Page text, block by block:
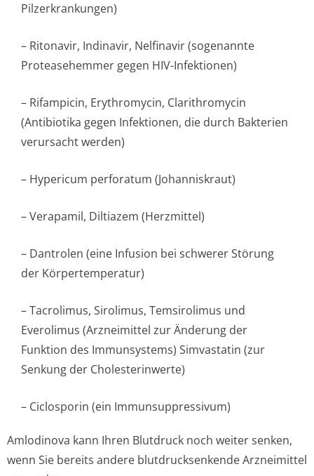
Pilzerkrankungen)
– Ritonavir, Indinavir, Nelfinavir (sogenannte
Proteasehemmer gegen HIV-Infektionen)
– Rifampicin, Erythromycin, Clarithromycin
(Antibiotika gegen Infektionen, die durch Bakterien
verursacht werden)
– Hypericum perforatum (Johanniskraut)
– Verapamil, Diltiazem (Herzmittel)
– Dantrolen (eine Infusion bei schwerer Störung
der Körpertemperatur)
– Tacrolimus, Sirolimus, Temsirolimus und
Everolimus (Arzneimittel zur Änderung der
Funktion des Immunsystems) Simvastatin (zur
Senkung der Cholesterinwerte)
– Ciclosporin (ein Immunsuppressivum)
Amlodinova kann Ihren Blutdruck noch weiter senken,
wenn Sie bereits andere blutdrucksenkende Arzneimittel